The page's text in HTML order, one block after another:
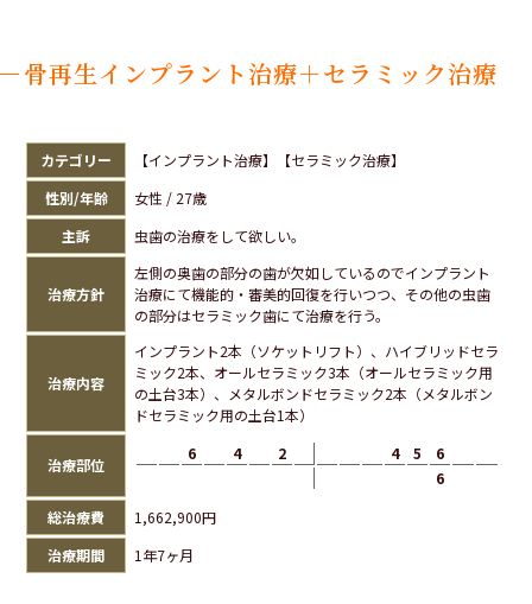
骨再生インプラント治療＋セラミック治療
カテゴリー
【インプラント治療】【セラミック治療】
性別/年齢
女性 / 27歳
主訴
虫歯の治療をして欲しい。
治療方針
左側の奥歯の部分の歯が欠如しているのでインプラント
治療にて機能的・審美的回復を行いつつ、その他の虫歯
の部分はセラミック歯にて治療を行う。
治療内容
インプラント2本（ソケットリフト）、ハイブリッドセラ
ミック2本、オールセラミック3本（オールセラミック用
の土台3本）、メタルボンドセラミック2本（メタルボン
ドセラミック用の土台1本）
治療部位
6 4 2 4 5
6
6
総治療費
1,662,900円
治療期間
1年7ヶ月